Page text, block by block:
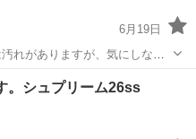
6月19日
れがありますが、気にしない
要とする方で取りに来ていた
取引を希望します。
プーさん
。シュプリーム26ss